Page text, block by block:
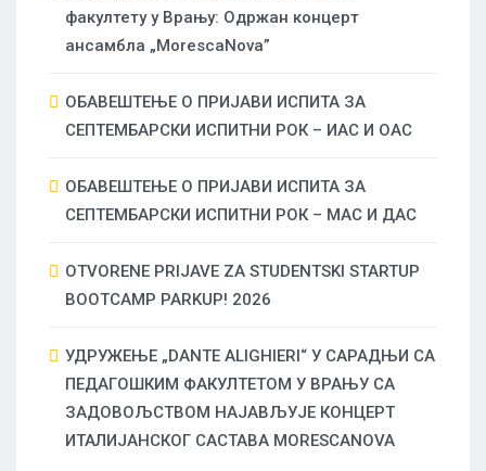
факултету у Врању: Одржан концерт
ансамбла „MorescaNova”
ОБАВЕШТЕЊЕ О ПРИЈАВИ ИСПИТА ЗА
СЕПТЕМБАРСКИ ИСПИТНИ РОК – ИАС И ОАС
ОБАВЕШТЕЊЕ О ПРИЈАВИ ИСПИТА ЗА
СЕПТЕМБАРСКИ ИСПИТНИ РОК – МАС И ДАС
OTVORENE PRIJAVE ZA STUDENTSKI STARTUP
BOOTCAMP PARKUP! 2026
УДРУЖЕЊЕ „DANTE ALIGHIERI“ У САРАДЊИ СА
ПЕДАГОШКИМ ФАКУЛТЕТОМ У ВРАЊУ СА
ЗАДОВОЉСТВОМ НАЈАВЉУЈЕ КОНЦЕРТ
ИТАЛИЈАНСКОГ САСТАВА MORESCANOVA